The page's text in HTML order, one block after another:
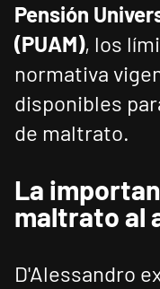
Pensión
(PUAM), los
normativa
disponibles
de maltrato.
La
maltrato al
D'Alessandro